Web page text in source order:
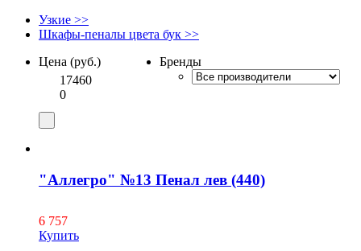
Узкие >>
Шкафы-пеналы цвета бук >>
Цена (руб.)
17460
0
Бренды
"Аллегро" №13 Пенал лев (440)
6 757
Купить